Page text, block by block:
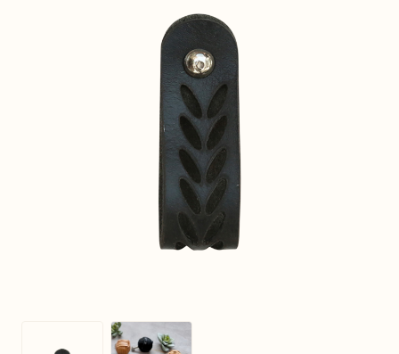
View larger image
View larger image